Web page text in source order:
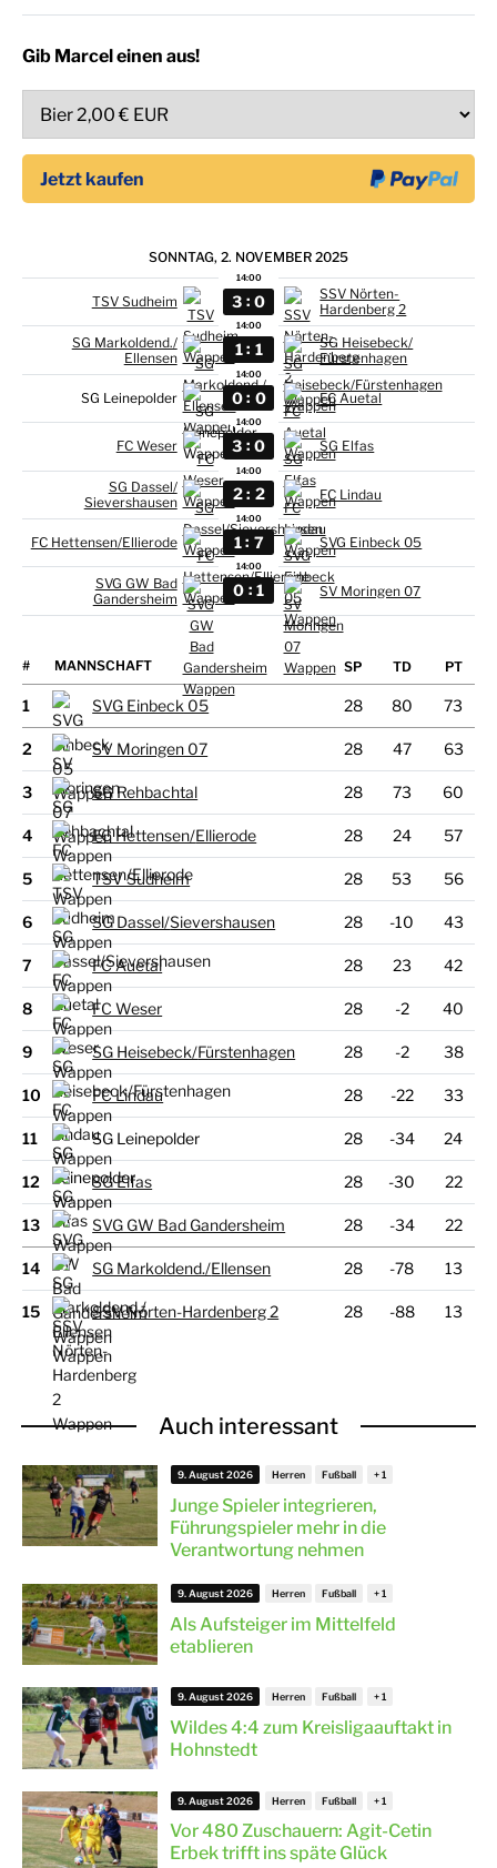
Gib Marcel einen aus!
SONNTAG, 2. NOVEMBER 2025
14:00
TSV Sudheim 3 : 0
SSV Nörten-
Hardenberg 2
14:00
SG Markoldend./​
Ellensen
1 : 1
SG Heisebeck/
Fürstenhagen
14:00
SG Leinepolder 0 : 0 FC Auetal
14:00
FC Weser 3 : 0 SG Elfas
14:00
SG Dassel/
Sievershausen
2 : 2 FC Lindau
14:00
FC Hettensen/Ellierode 1 : 7 SVG Einbeck 05
14:00
SVG GW Bad
Gandersheim
0 : 1 SV Moringen 07
# MANNSCHAFT
1 SVG Einbeck 05 28 80 73
2 SV Moringen 07 28 47 63
3 SG Rehbachtal 28 73 60
4 FC Hettensen/Ellierode 28 24 57
5 TSV Sudheim 28 53 56
6 SG Dassel/Sievershausen 28 -10 43
7 FC Auetal 28 23 42
8 FC Weser 28 -2 40
9 SG Heisebeck/Fürstenhagen 28 -2 38
10 FC Lindau 28 -22 33
11 SG Leinepolder 28 -34 24
12 SG Elfas 28 -30 22
13 SVG GW Bad Gandersheim 28 -34 22
14 SG Markoldend./​Ellensen 28 -78 13
15 SSV Nörten-Hardenberg 2 28 -88 13
Auch interessant
Junge Spieler integrieren,
Führungspieler mehr in die
Verantwortung nehmen
9. August 2026 Herren Fußball
Als Aufsteiger im Mittelfeld
etablieren
9. August 2026 Herren Fußball
Wildes 4:4 zum Kreisligaauftakt in
Hohnstedt
9. August 2026 Herren Fußball
Vor 480 Zuschauern: Agit-Cetin
Erbek trifft ins späte Glück
9. August 2026 Herren Fußball